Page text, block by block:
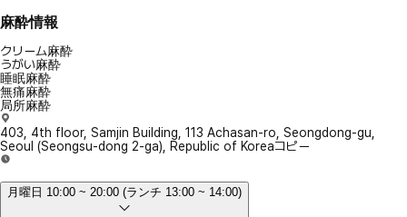
麻酔情報
クリーム麻酔
うがい麻酔
睡眠麻酔
無痛麻酔
局所麻酔
403, 4th floor, Samjin Building, 113 Achasan-ro, Seongdong-gu,
Seoul (Seongsu-dong 2-ga), Republic of Koreaコピー
月曜日 10:00 ~ 20:00 (ランチ 13:00 ~ 14:00)